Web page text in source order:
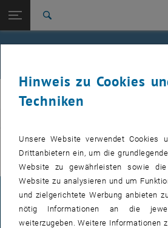
TU Login
Studium
International
Zur 1. Menü Ebene
E311-Institut für Fertigungstechnik und
Technologien
und Photonische
Veranstaltungen
IFT
Es gibt keine Veranstaltungen in der
IMPRESSUM
Hinweis zu Cookies
Techniken
Unsere Website verwendet Cookies
Drittanbietern ein, um die
Website zu gewährleisten sowie
Website zu analysieren und um
und zielgerichtete Werbung anbieten
nötig Informationen an die
weiterzugeben. Weitere Informationen